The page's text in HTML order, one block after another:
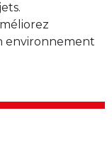
environnement